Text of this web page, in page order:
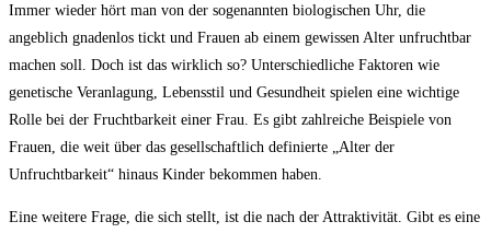
Immer wieder ​hört man ⁢von ‍der sogenannten ⁤biologischen Uhr,⁣ die
⁤angeblich gnadenlos tickt ⁣und Frauen ab einem gewissen‍ Alter unfruchtbar
⁢machen soll. Doch ist das wirklich so? Unterschiedliche Faktoren wie
genetische Veranlagung, Lebensstil und ⁣Gesundheit spielen eine ‌wichtige
Rolle bei der‌ Fruchtbarkeit ⁤einer ​Frau. Es gibt zahlreiche Beispiele von
Frauen, die weit über das ⁣gesellschaftlich definierte „Alter der
Unfruchtbarkeit“ hinaus ‍Kinder⁤ bekommen ‍haben.
Eine weitere Frage, die​ sich stellt, ist die nach der Attraktivität. Gibt es eine